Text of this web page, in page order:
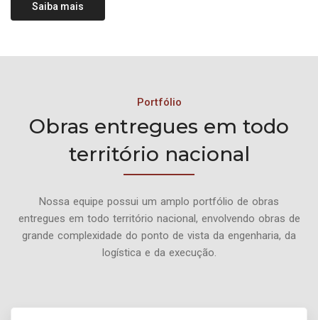
Saiba mais
Portfólio
Obras entregues em todo
território nacional
Nossa equipe possui um amplo portfólio de obras
entregues em todo território nacional, envolvendo obras de
grande complexidade do ponto de vista da engenharia, da
logística e da execução.